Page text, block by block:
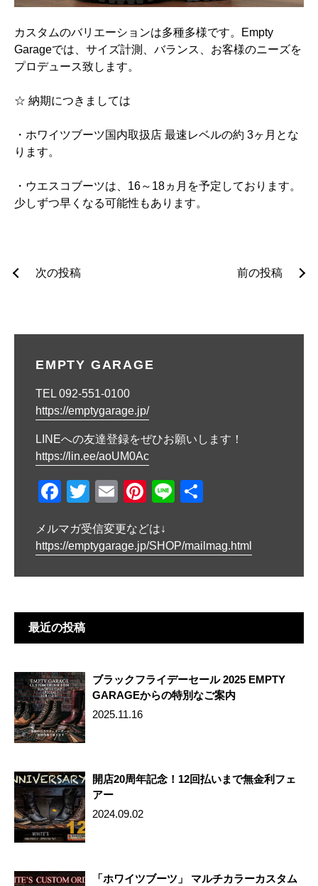
カスタムのバリエーションは多種多様です。Empty
Garageでは、サイズ計測、バランス、お客様のニーズを
プロデュース致します。
☆ 納期につきましては
・ホワイツブーツ国内取扱店 最速レベルの約 3ヶ月とな
ります。
・ウエスコブーツは、16～18ヵ月を予定しております。
少しずつ早くなる可能性もあります。
投
前の投稿
次の投稿
EMPTY GARAGE
TEL 092-551-0100
https://emptygarage.jp/
LINEへの友達登録をぜひお願いします！
https://lin.ee/aoUM0Ac
F
c
e
b
o
k
T
tt
er
E
ail
Pi
er
e
st
Li
e
メルマガ受信変更などは↓
https://emptygarage.jp/SHOP/mailmag.html
最近の投稿
ブラックフライデーセール 2025 EMPTY
GARAGEからの特別なご案内
2025.11.16
開店20周年記念！12回払いまで無金利フェ
アー
2024.09.02
「ホワイツブーツ」 マルチカラーカスタム